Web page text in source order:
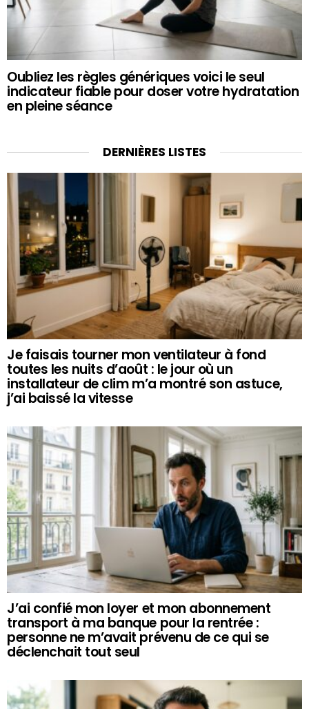
Oubliez les règles génériques voici le seul
indicateur fiable pour doser votre hydratation
en pleine séance
DERNIÈRES LISTES
Je faisais tourner mon ventilateur à fond
toutes les nuits d’août : le jour où un
installateur de clim m’a montré son astuce,
j’ai baissé la vitesse
J’ai confié mon loyer et mon abonnement
transport à ma banque pour la rentrée :
personne ne m’avait prévenu de ce qui se
déclenchait tout seul